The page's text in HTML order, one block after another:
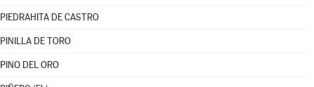
PIEDRAHITA DE CASTRO
PINILLA DE TORO
PINO DEL ORO